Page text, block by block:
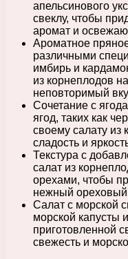
апельсинового
свеклу, чтобы
аромат и
Ароматное
различными
имбирь и
из корнеплодов
неповторимый
Сочетание с
ягод, таких как
своему салату из
сладость и
Текстура с
салат из
орехами, чтобы
нежный ореховый
Салат с морской
морской капусты
приготовленной
свежесть и